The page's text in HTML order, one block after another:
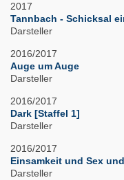
2017
Tannbach - Schicksal
Darsteller
2016/2017
Auge um Auge
Darsteller
2016/2017
Dark [Staffel 1]
Darsteller
2016/2017
Einsamkeit und Sex
Darsteller